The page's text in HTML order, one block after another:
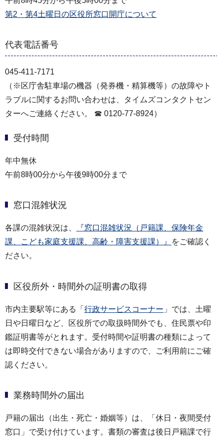
第2・第4土曜日の区役所窓口開庁について
代表電話番号
045-411-7171
（※区庁舎駐車場の機器（発券機・精算機等）の故障やト
ラブルに関するお問い合わせは、タイムズコンタクトセン
ターへご連絡ください。 ☎ 0120-77-8924）
受付時間
年中無休
午前8時00分から午後9時00分まで
窓口混雑状況
各課の混雑状況は、
『窓口混雑状況（戸籍課、保険年金
課、こども家庭支援課、高齢・障害支援課）』
をご確認く
ださい。
区役所外・時間外の証明書の取得
市内主要駅等にある「 行政サービスコーナー 」では、土曜
日や日曜日など、区役所での取扱時間外でも、住民票や印
鑑証明書等がとれます。受付時間や証明書の種類によって
は即時交付できない場合がありますので、ご利用前にご確
認ください。
業務時間外の届出
戸籍の届出（出生・死亡・婚姻等）は、「休日・夜間受付
窓口」で受け付けています。書類の審査は後日戸籍課で行